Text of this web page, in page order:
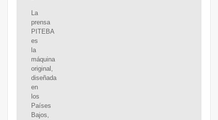
La
prensa
PITEBA
es
la
máquina
original,
diseñada
en
los
Países
Bajos,